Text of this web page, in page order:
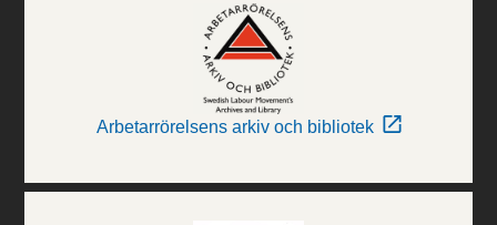
Arbetarrörelsens arkiv och bibliotek